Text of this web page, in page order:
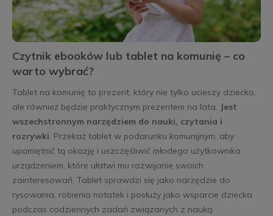
Czytnik ebooków lub tablet na komunię – co
warto wybrać?
Tablet na komunię to prezent, który nie tylko ucieszy dziecko,
ale również będzie praktycznym prezentem na lata. Jest
wszechstronnym narzędziem do nauki, czytania i
rozrywki. Przekaż tablet w podarunku komunijnym, aby
upamiętnić tą okazję i uszczęśliwić młodego użytkownika
urządzeniem, które ułatwi mu rozwijanie swoich
zainteresowań. Tablet sprawdzi się jako narzędzie do
rysowania, robienia notatek i posłuży jako wsparcie dziecka
podczas codziennych zadań związanych z nauką.